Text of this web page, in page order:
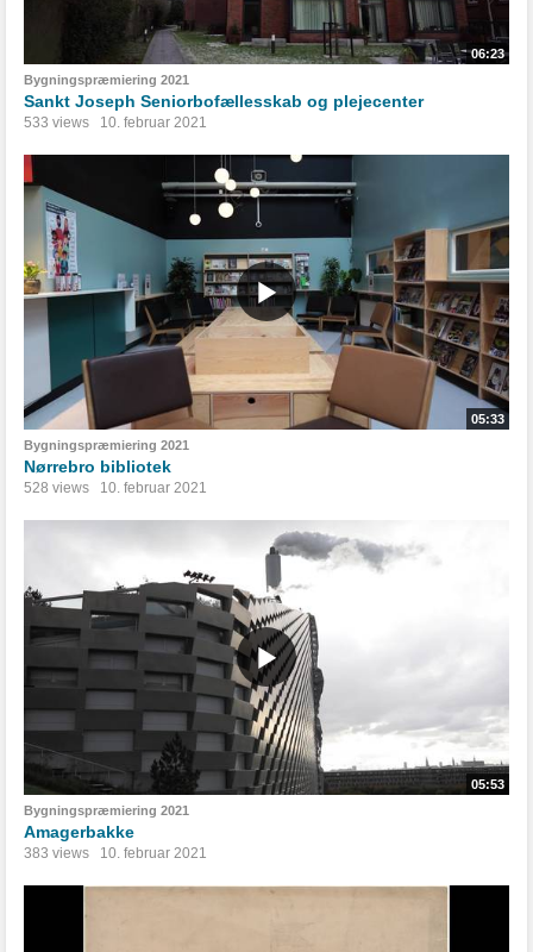
06:23
Bygningspræmiering 2021
Sankt Joseph Seniorbofællesskab og plejecenter
533 views 10. februar 2021
05:33
Bygningspræmiering 2021
Nørrebro bibliotek
528 views 10. februar 2021
05:53
Bygningspræmiering 2021
Amagerbakke
383 views 10. februar 2021